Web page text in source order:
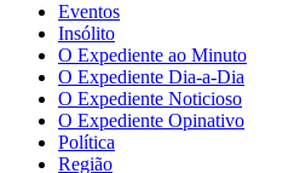
Eventos
Insólito
O Expediente ao Minuto
O Expediente Dia-a-Dia
O Expediente Noticioso
O Expediente Opinativo
Política
Região